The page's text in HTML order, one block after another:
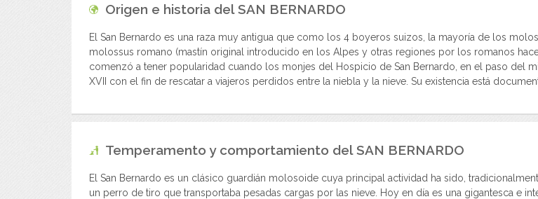
Origen e historia delSAN BERNARDO
El San Bernardo es una raza muy antigua que como los 4 boyeros suizos, la mayoría de los
molossus romano (mastín original introducido en los Alpes y otras regiones por los romanos
comenzó a tener popularidad cuando los monjes del Hospicio de San Bernardo, en el paso del
XVII con el fin de rescatar a viajeros perdidos entre la niebla y la nieve. Su existencia está
Temperamento y comportamiento delSAN BERNARDO
El San Bernardo es un clásico guardián molosoide cuya principal actividad ha sido,
un perro de tiro que transportaba pesadas cargas por las nieve. Hoy en día es una gigantesca e